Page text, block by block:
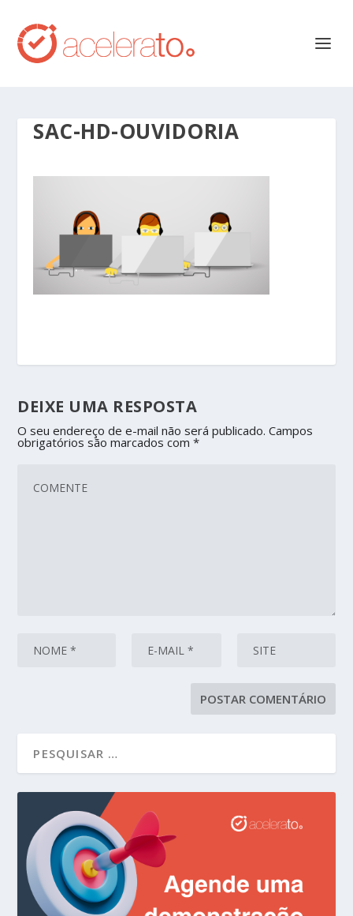
SAC-HD-OUVIDORIA
DEIXE UMA RESPOSTA
O seu endereço de e-mail não será publicado. Campos
obrigatórios são marcados com*